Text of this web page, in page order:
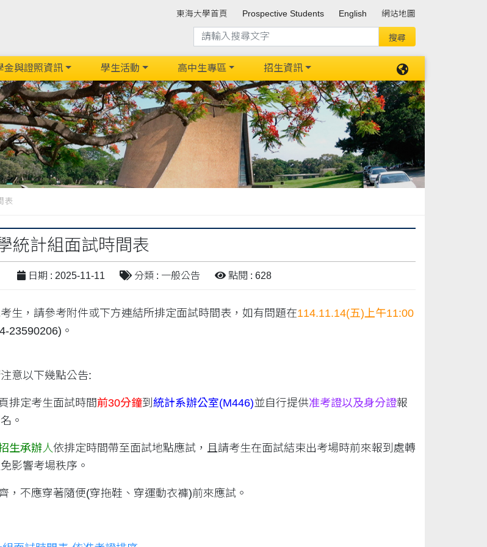
東海大學首頁 Prospective Students English 網站地圖
金與證照資訊 學生活動 高中生專區 招生資訊
表
統計組面試時間表
日期 : 2025-11-11 分類 : 一般公告 點閱 : 628
生，請參考附件或下方連結所排定面試時間表，如有問題在114.11.14(五)上午11:00
23590206)。
意以下幾點公告:
定考生面試時間前30分鐘到 統計系辦公室(M446)並自行提供准考證以及身分證報
。
生承辦人依排定時間帶至面試地點應試，且請考生在面試結束出考場時前來報到處轉
影響考場秩序。
不應穿著隨便(穿拖鞋、穿運動衣褲)前來應試。